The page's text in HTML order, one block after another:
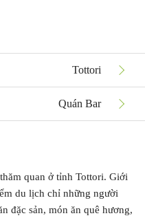
Tottori
Quán Bar
quan ở tỉnh Tottori. Giới
du lịch chỉ những người
đặc sản, món ăn quê hương,